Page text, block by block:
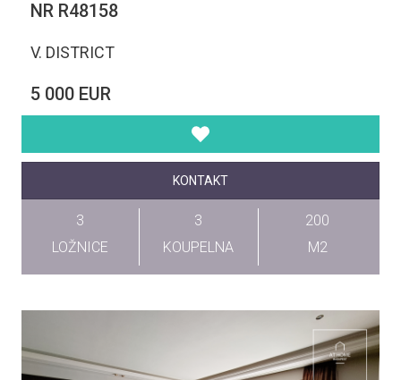
NR R48158
V. DISTRICT
5 000 EUR
KONTAKT
3
LOŽNICE
3
KOUPELNA
200
M2